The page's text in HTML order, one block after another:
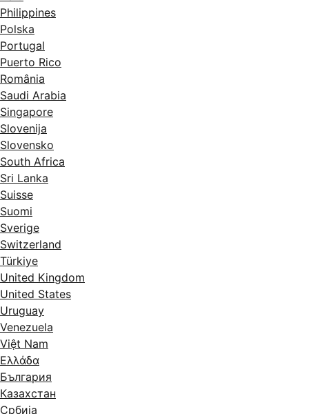
Philippines
Polska
Portugal
Puerto Rico
România
Saudi Arabia
Singapore
Slovenija
Slovensko
South Africa
Sri Lanka
Suisse
Suomi
Sverige
Switzerland
Türkiye
United Kingdom
United States
Uruguay
Venezuela
Việt Nam
Ελλάδα
България
Казахстан
Србија